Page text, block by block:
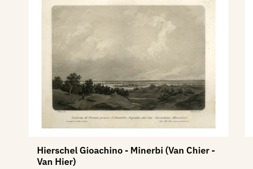
Hierschel Gioachino - Minerbi (Van Chier -
Van Hier)